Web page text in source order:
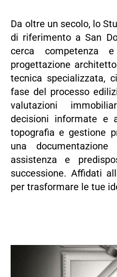
Da oltre un secolo, lo
di riferimento a San
cerca competenza
progettazione
tecnica specializzata,
fase del processo
valutazioni
decisioni informate e
topografia e gestione
una
assistenza e
successione. Affidati
per trasformare le tue